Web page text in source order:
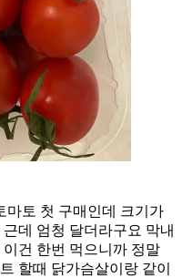
마토 첫 구매인데 크기가
데 엄청 달더라구요 막내
건 한번 먹으니까 정말
할때 닭가슴살이랑 같이